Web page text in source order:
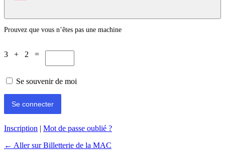
Prouvez que vous n’êtes pas une machine
3 + 2 =
Se souvenir de moi
Inscription
Mot de passe oublié ?
← Aller sur Billetterie de la MAC